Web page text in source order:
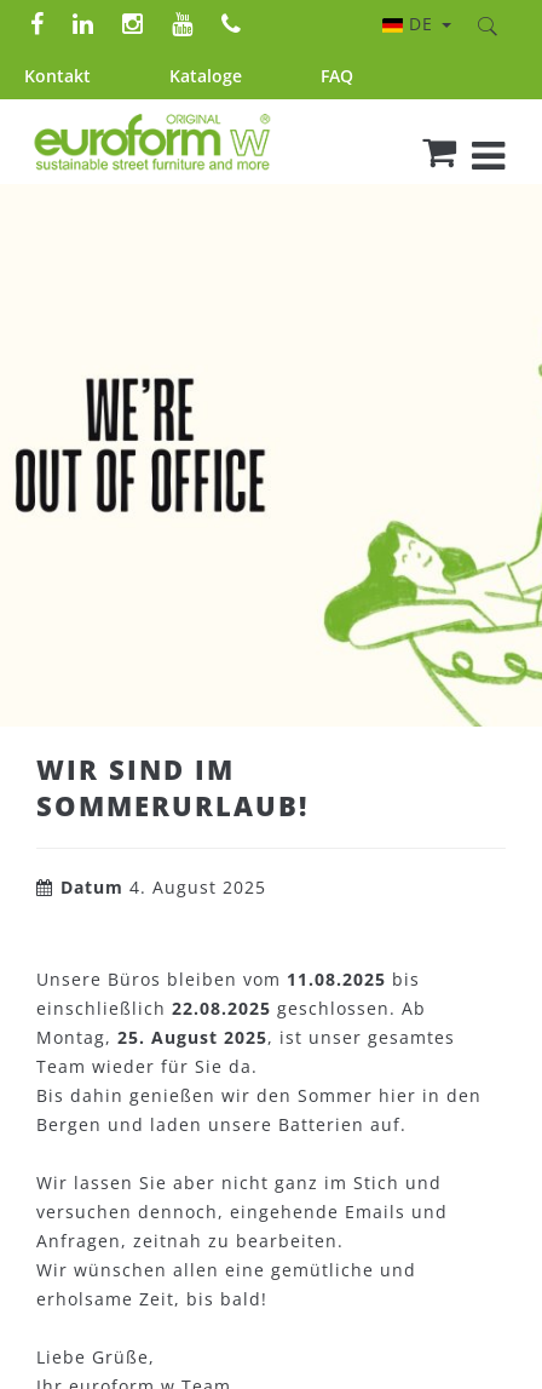
Kontakt Kataloge FAQ
DE
WIR SIND IM
SOMMERURLAUB!
Datum 4. August 2025
Unsere Büros bleiben vom 11.08.2025 bis
einschließlich 22.08.2025 geschlossen. Ab
Montag, 25. August 2025, ist unser gesamtes
Team wieder für Sie da.
Bis dahin genießen wir den Sommer hier in den
Bergen und laden unsere Batterien auf.
Wir lassen Sie aber nicht ganz im Stich und
versuchen dennoch, eingehende Emails und
Anfragen, zeitnah zu bearbeiten.
Wir wünschen allen eine gemütliche und
erholsame Zeit, bis bald!
Liebe Grüße,